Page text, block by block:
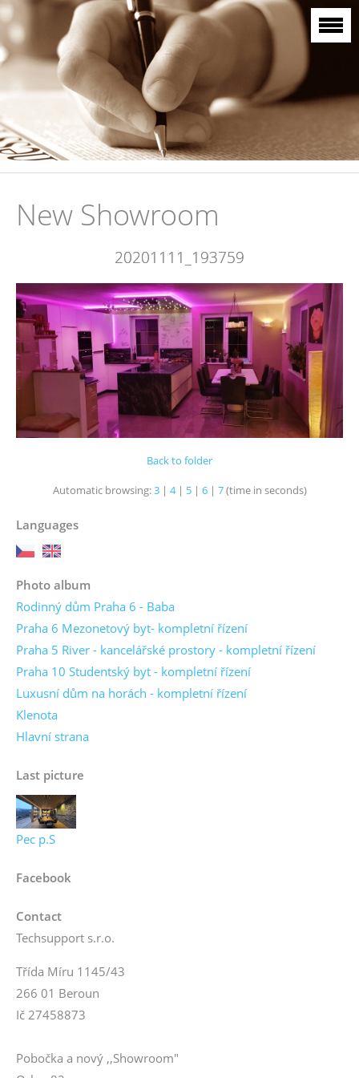
New Showroom
20201111_193759
Back to folder
Automatic browsing:3| 4| 5| 6| 7(time in seconds)
Languages
Photo album
Rodinný dům Praha 6 - Baba
Praha 6 Mezonetový byt- kompletní řízení
Praha 5 River - kancelářské prostory - kompletní řízení
Praha 10 Studentský byt - kompletní řízení
Luxusní dům na horách - kompletní řízení
Klenota
Hlavní strana
Last picture
Pec p.S
Facebook
Contact
Techsupport s.r.o.
Třída Míru 1145/43
266 01 Beroun
Ič 27458873
Pobočka a nový ,,Showroom"